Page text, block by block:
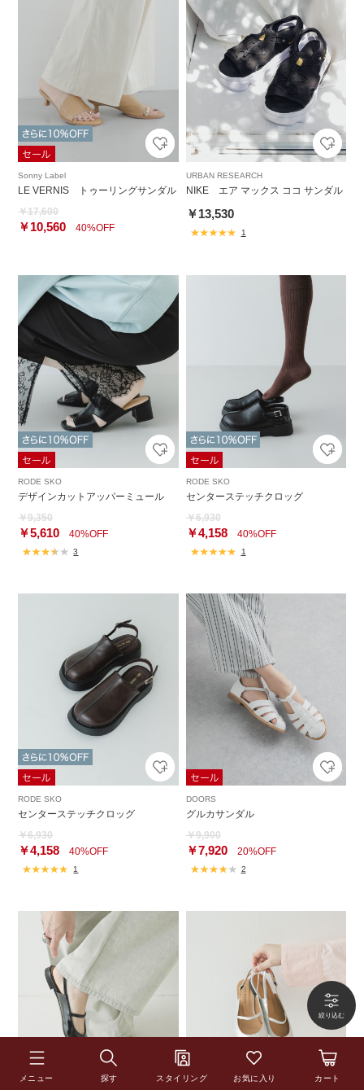
メニュー 探す スタイリング お気に入り カート
Sonny Label
LE VERNIS トゥーリングサンダル
￥17,600
￥10,560 40%OFF
URBAN RESEARCH
NIKE エア マックス ココ サンダル
￥13,530
1
RODE SKO
デザインカットアッパーミュール
￥9,350
￥5,610 40%OFF
3
RODE SKO
センターステッチクロッグ
￥6,930
￥4,15840%OFF
1
RODE SKO
センターステッチクロッグ
￥6,930
￥4,158 40%OFF
1
DOORS
グルカサンダル
￥9,900
￥7,92020%OFF
2